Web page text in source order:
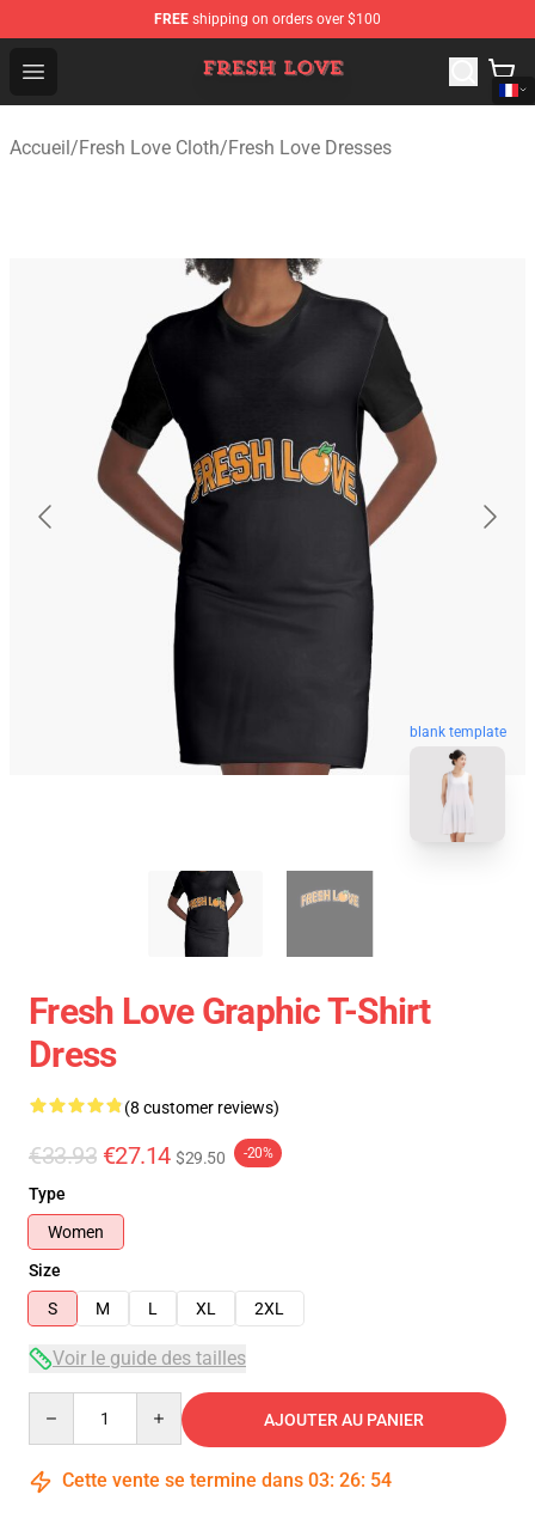
FREE shipping on orders over $100
Open menu
Fresh Love Store - Official Fresh Love Merchandise Shop
Accueil/Fresh Love Cloth/Fresh Love Dresses
blank template
Fresh Love Graphic T-Shirt
Dress
(8 customer reviews)
€33.93 €27.14 $29.50 -20%
Type
Women
Size
S
M L XL 2XL
Voir le guide des tailles
AJOUTER AU PANIER
Cette vente se termine dans 03: 26: 54